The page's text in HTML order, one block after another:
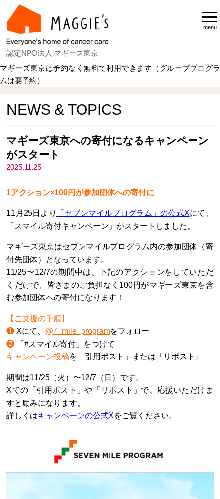
認定NPO法人 マギーズ東京
menu
マギーズ東京は予約なく無料で利用できます（グループプログラ
ムは要予約）
NEWS & TOPICS
マギーズ東京への寄付になるキャンペーン
がスタート
2025.11.25
1アクション×100円が参加団体への寄付に
11月25日より 「セブンマイルプログラム」の公式Xにて、
「スマイル寄付キャンペーン」がスタートしました。
マギーズ東京はセブンマイルプログラム内の参加団体（寄
付先団体）となっています。
11/25〜12/7の期間中は、下記のアクションをしていただ
くだけで、皆さまのご負担なく100円がマギーズ東京を含
む参加団体への寄付になります！
【ご支援の手順】
❶ Xにて、 @7_mile_programをフォロー
❷ 「#スマイル寄付」をつけて
キャンペーン投稿を「引用ポスト」または「リポスト」
期間は11/25（火）〜12/7（日）です。
Xでの「引用ポスト」や「リポスト」で、応援いただけま
すと励みになります。
詳しくはキャンペーンの公式Xをご覧ください。